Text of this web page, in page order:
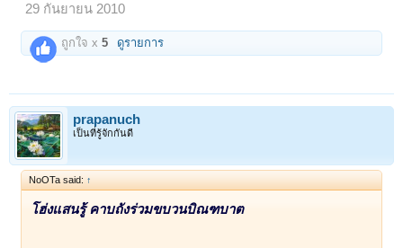
29 กันยายน 2010
ถูกใจ x5 ดูรายการ
prapanuch
เป็นที่รู้จักกันดี
NoOTa said: ↑
โฮ่งแสนรู้ คาบถังร่วมขบวนบิณฑบาต
2 ถัดไป >